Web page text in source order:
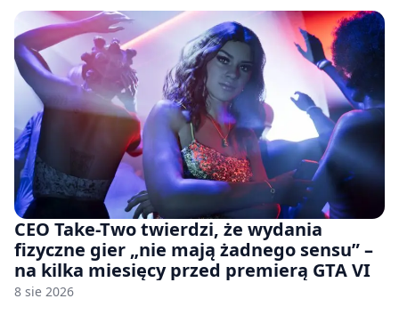
CEO Take-Two twierdzi, że wydania
fizyczne gier „nie mają żadnego sensu” –
na kilka miesięcy przed premierą GTA VI
8 sie 2026